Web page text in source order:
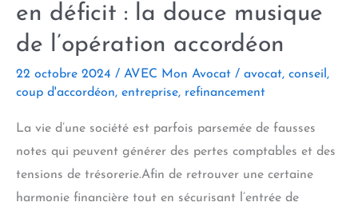
absolue
contre
les
impayés ?
en déficit : la douce musique
de l’opération accordéon
22 octobre 2024 / AVEC Mon Avocat / avocat, conseil ,
coup d'accordéon, entreprise, refinancement
La vie d’une société est parfois parsemée de fausses
notes qui peuvent générer des pertes comptables et des
tensions de trésorerie.Afin de retrouver une certaine
harmonie financière tout en sécurisant l’entrée de